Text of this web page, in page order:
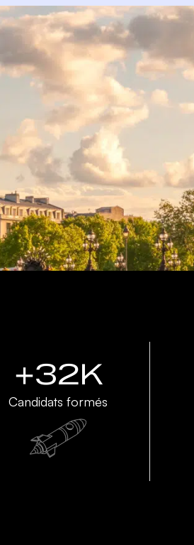
+32K
Candidats formés